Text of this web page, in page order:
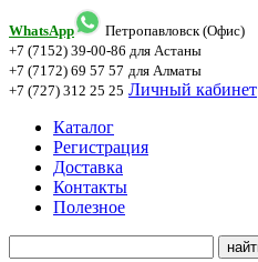
WhatsApp
Петропавловск (Офис)
+7 (7152) 39-00-86 для Астаны
+7 (7172) 69 57 57 для Алматы
+7 (727) 312 25 25 Личный кабинет
Каталог
Регистрация
Доставка
Контакты
Полезное